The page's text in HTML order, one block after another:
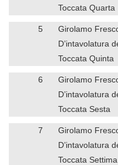
Toccata Quarta
5
Girolamo
D’intavolatura
Toccata Quinta
6
Girolamo
D’intavolatura
Toccata Sesta
7
Girolamo
D’intavolatura
Toccata Settima